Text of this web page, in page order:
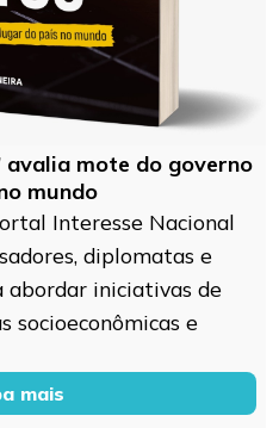
avalia mote do governo
mundo
Interesse Nacional
diplomatas e
iniciativas de
socioeconômicas e
mais